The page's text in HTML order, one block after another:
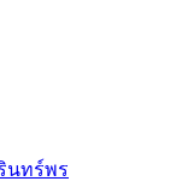
นทร์พร